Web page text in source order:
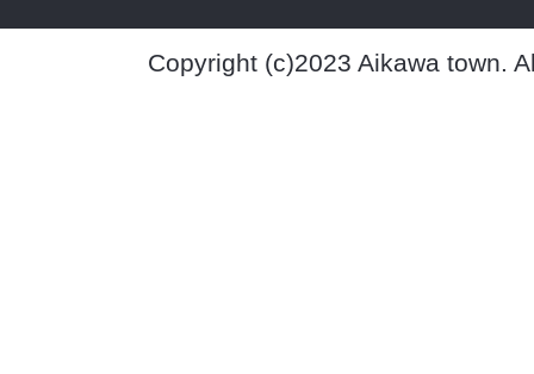
Copyright (c)2023 Aikawa town.